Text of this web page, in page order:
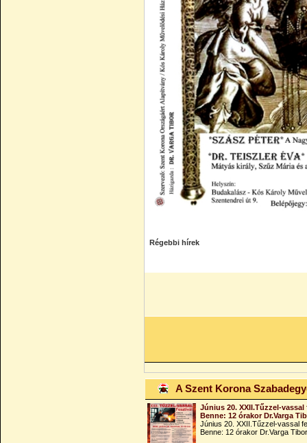
Régebbi hírek
A Szent Korona
Június 20. XXII.Tűzzel-
Benne: 12 órakor Dr.Varga
Június 20. XXII.Tűzzel-vassal
Benne: 12 órakor Dr.Varga Tibor